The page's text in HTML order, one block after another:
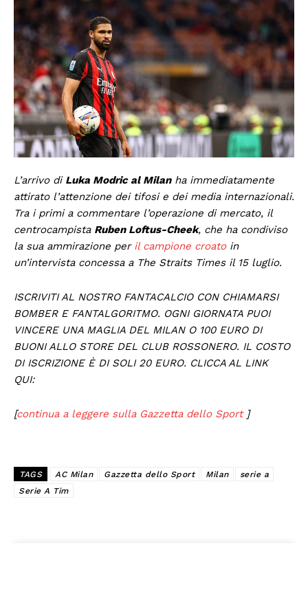
L’arrivo di Luka Modric al Milanha immediatamente
attirato l’attenzione dei tifosi e dei media internazionali.
Tra i primi a commentare l’operazione di mercato, il
centrocampista Ruben Loftus-Cheek, che ha condiviso
la sua ammirazione per il campione croatoin
un’intervista concessa a The Straits Timesil 15 luglio.
ISCRIVITI AL NOSTRO FANTACALCIO CON CHIAMARSI
BOMBER E FANTALGORITMO. OGNI GIORNATA PUOI
VINCERE UNA MAGLIA DEL MILAN O 100 EURO DI
BUONI ALLO STORE DEL CLUB ROSSONERO. IL COSTO
DI ISCRIZIONE È DI SOLI 20 EURO. CLICCA AL LINK
QUI:
[continua a leggere sulla Gazzetta dello Sport ]
TAGS AC Milan Gazzetta dello Sport Milan
serie a
Serie A Tim